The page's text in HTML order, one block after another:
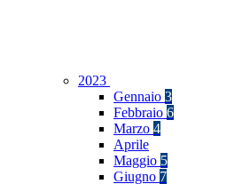
2023
Gennaio 3
Febbraio 6
Marzo 4
Aprile
Maggio 5
Giugno 7